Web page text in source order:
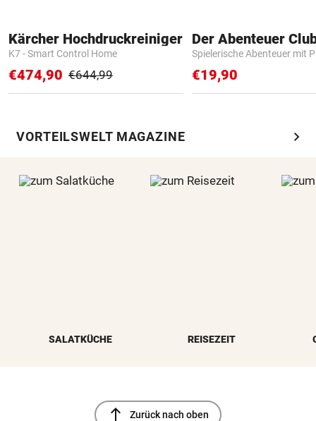
Kärcher Hochdruckreiniger
K7 - Smart Control Home
€474,90 €644,99
Der Abenteuer
Spielerische Abenteuer mit
€19,90
VORTEILSWELT MAGAZINE chevron_right
SALATKÜCHE REISEZEIT
north Zurück nach oben